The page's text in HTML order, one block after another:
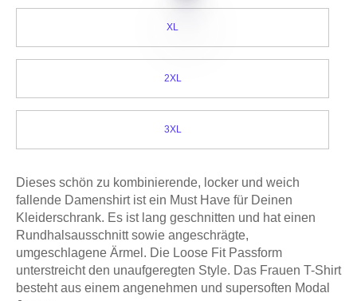
XL
2XL
3XL
Dieses schön zu kombinierende, locker und weich
fallende Damenshirt ist ein Must Have für Deinen
Kleiderschrank. Es ist lang geschnitten und hat einen
Rundhalsausschnitt sowie angeschrägte,
umgeschlagene Ärmel. Die Loose Fit Passform
unterstreicht den unaufgeregten Style. Das Frauen T-Shirt
besteht aus einem angenehmen und supersoften Modal